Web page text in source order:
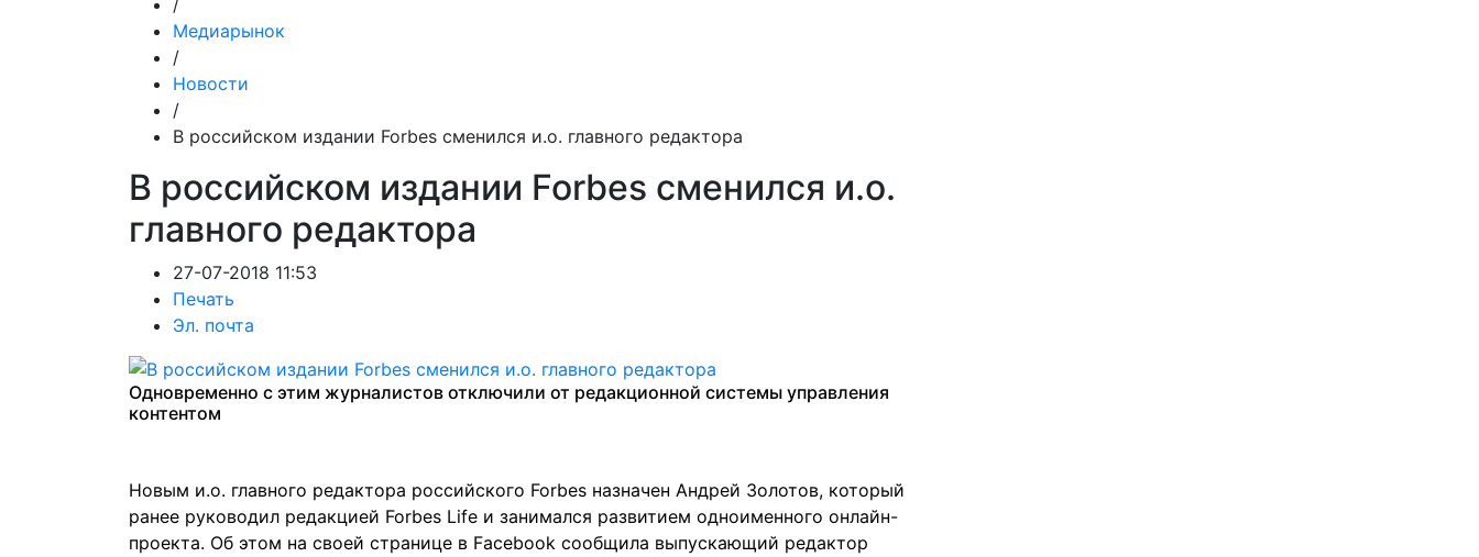
/
Медиарынок
/
Новости
/
В российском издании Forbes сменился и.о. главного редактора
В российском издании Forbes сменился и.о.
главного редактора
27-07-2018 11:53
Печать
Эл. почта
Одновременно с этим журналистов отключили от редакционной системы управления
контентом
Новым и.о. главного редактора российского Forbes назначен Андрей Золотов, который
ранее руководил редакцией Forbes Life и занимался развитием одноименного онлайн-
проекта. Об этом на своей странице в Facebook сообщила выпускающий редактор